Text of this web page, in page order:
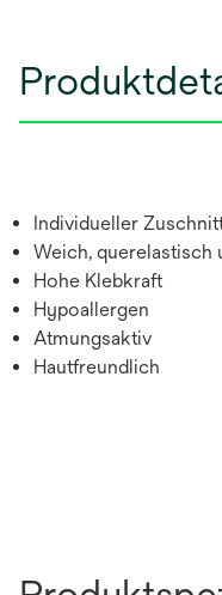
Individueller
Weich, querelastisch
Hohe Klebkraft
Hypoallergen
Atmungsaktiv
Hautfreundlich